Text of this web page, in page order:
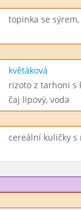
topinka se
květáková
rizoto z tarhoni s
čaj lipový, voda
cereální kuličky s